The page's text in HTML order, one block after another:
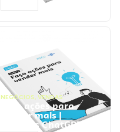
NEGÓCIOS, VENDAS
Faça ações para
vender mais |
Prompts ChatGPT